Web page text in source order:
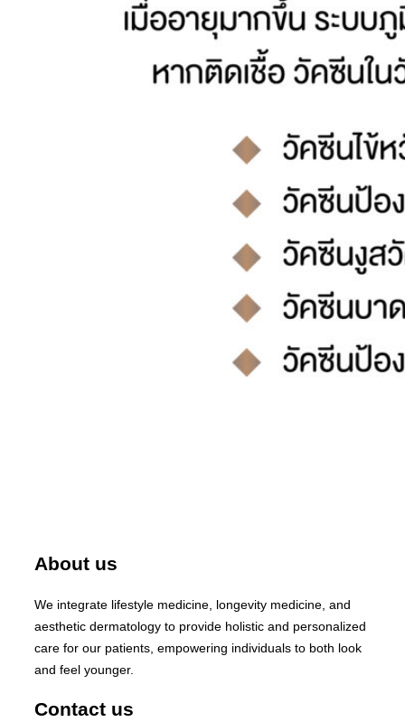
About us
We integrate lifestyle medicine, longevity medicine, and
aesthetic dermatology to provide holistic and personalized
care for our patients, empowering individuals to both look
and feel younger.
Contact us